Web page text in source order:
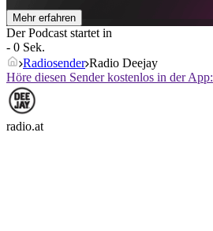
Mehr erfahren
Der Podcast startet in
- 0 Sek.
Radiosender Radio Deejay
Höre diesen Sender kostenlos in der App:
radio.at